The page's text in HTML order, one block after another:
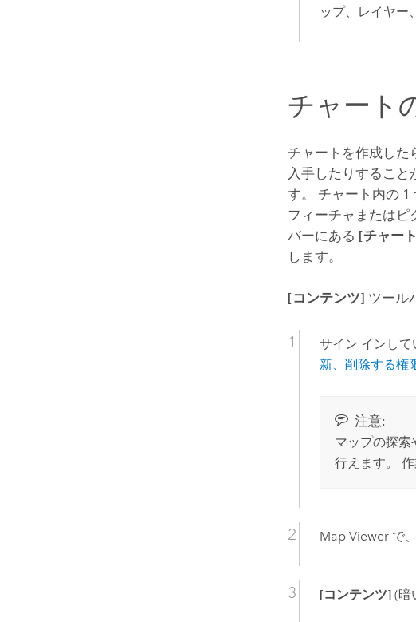
ップ、レイヤー
チャート
チャートを作成した
入手したりすること
す。 チャート内の
フィーチャまたはピ
バーにある [チャー
します。
[コンテンツ] ツール
サイン インして
新、削除する権
注意:
マップの探索
行えます。
Map Viewer で
[コンテンツ] (暗